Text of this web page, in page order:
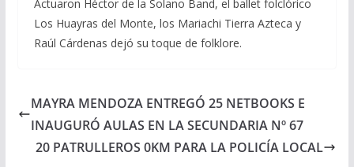
Actuaron Héctor de la Solano Band, el ballet folclórico
Los Huayras del Monte, los Mariachi Tierra Azteca y
Raúl Cárdenas dejó su toque de folklore.
MAYRA MENDOZA ENTREGÓ 25 NETBOOKS E
INAUGURÓ AULAS EN LA SECUNDARIA Nº 67
20 PATRULLEROS 0KM PARA LA POLICÍA LOCAL